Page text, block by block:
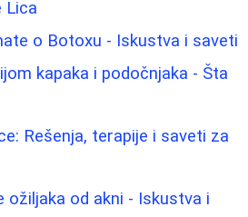
Lica
o Botoxu - Iskustva i saveti
kapaka i podočnjaka - Šta
Rešenja, terapije i saveti za
ožiljaka od akni - Iskustva i